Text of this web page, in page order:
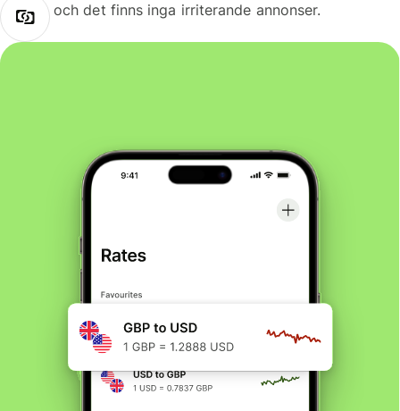
och det finns inga irriterande annonser.